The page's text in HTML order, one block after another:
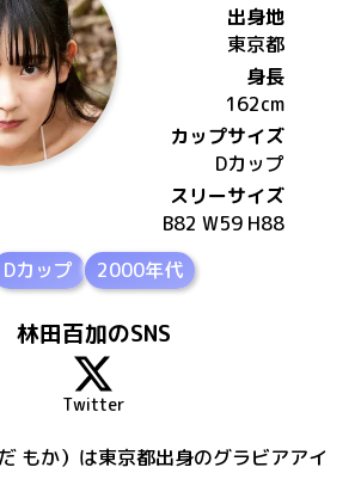
出身地
東京都
身長
162cm
カップサイズ
Dカップ
スリーサイズ
B82 W59 H88
Dカップ
2000年代
林田百加のSNS
Twitter
もか） は東京都出身のグラビアアイ